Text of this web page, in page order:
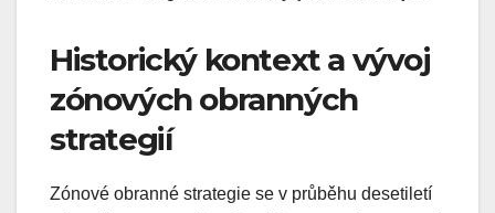
Historický kontext a vývoj
zónových obranných
strategií
Zónové obranné strategie se v průběhu desetiletí